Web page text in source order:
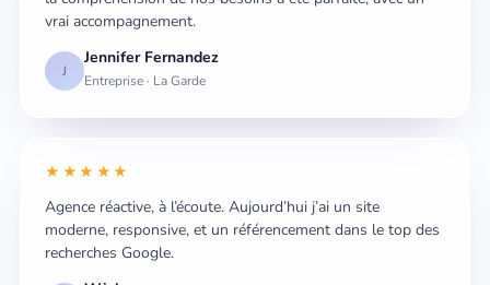
vrai accompagnement.
J
Jennifer Fernandez
Entreprise · La Garde
★★★★★
Agence réactive, à l’écoute. Aujourd’hui j’ai un site
moderne, responsive, et un référencement dans le top des
recherches Google.